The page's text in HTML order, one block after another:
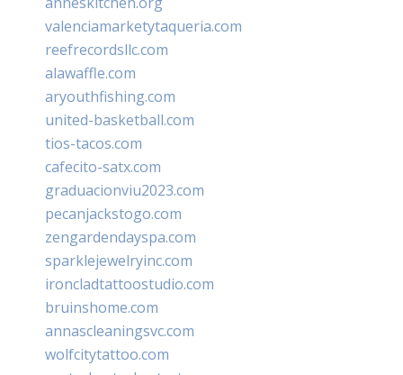
valenciamarketytaqueria.com
reefrecordsllc.com
alawaffle.com
aryouthfishing.com
united-basketball.com
tios-tacos.com
cafecito-satx.com
graduacionviu2023.com
pecanjackstogo.com
zengardendayspa.com
sparklejewelryinc.com
ironcladtattoostudio.com
bruinshome.com
annascleaningsvc.com
wolfcitytattoo.com